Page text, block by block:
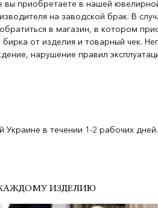
приобретаете в нашей
на заводской брак. В
в магазин, в котором
от изделия и товарный чек.
нарушение правил
в течении 1-2 рабочих дней.
ИЗДЕЛИЮ